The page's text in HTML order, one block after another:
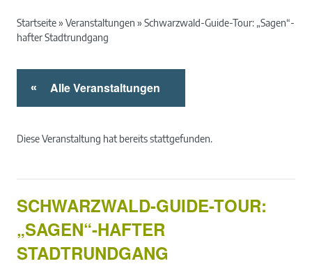
Startseite» Veranstaltungen » Schwarzwald-Guide-Tour: „Sagen“-
hafter Stadtrundgang
« Alle Veranstaltungen
Diese Veranstaltung hat bereits stattgefunden.
SCHWARZWALD-GUIDE-TOUR:
„SAGEN“-HAFTER
STADTRUNDGANG